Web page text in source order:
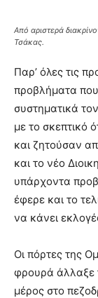
Από αριστερά
Τσάκας.
Παρ’ όλες τις
προβλήματα
συστηματικά
με το σκεπτικό
και ζητούσαν
και το νέο
υπάρχοντα
έφερε και το
να κάνει
Οι πόρτες της
φρουρά άλλαξε
μέρος στο